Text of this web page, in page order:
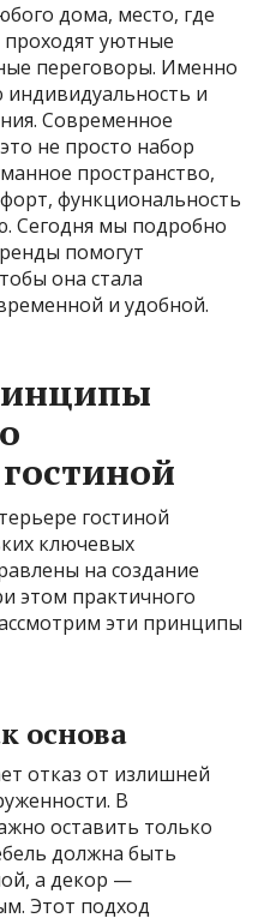
дома, место, где
проходят уютные
переговоры. Именно
и
Современное
не просто набор
пространство,
функциональность
Сегодня мы подробно
помогут
она стала
и удобной.
гостиной
ключевых
на создание
этом практичного
эти принципы
основа
отказ от излишней
В
оставить только
должна быть
а декор —
Этот подход